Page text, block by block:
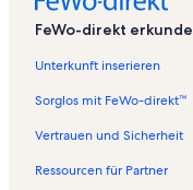
FeWo-direkt
Unterkunft inserieren
Sorglos mit FeWo-direkt™
Vertrauen und Sicherheit
Ressourcen für Partner